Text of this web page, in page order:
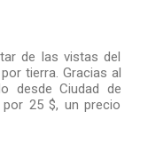
de las vistas del
tierra. Gracias al
desde Ciudad de
25 $, un precio